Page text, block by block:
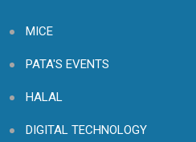
MICE
PATA'S EVENTS
HALAL
DIGITAL TECHNOLOGY